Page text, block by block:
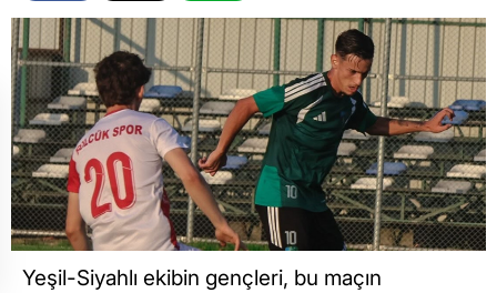
Yeşil-Siyahlı ekibin gençleri, bu maçın